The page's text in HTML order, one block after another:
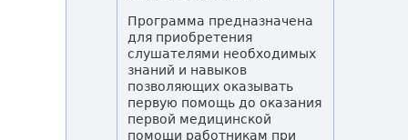
Программа предназначена
для приобретения
слушателями необходимых
знаний и навыков
позволяющих оказывать
первую помощь до оказания
первой медицинской
помощи работникам при